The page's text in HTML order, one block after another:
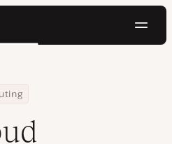
Guida alle Soluzioni e alle